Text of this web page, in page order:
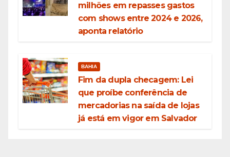
milhões em repasses gastos
com shows entre 2024 e 2026,
aponta relatório
BAHIA
Fim da dupla checagem: Lei
que proíbe conferência de
mercadorias na saída de lojas
já está em vigor em Salvador